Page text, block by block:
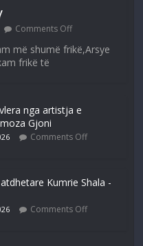
Comments Off
më shumë frikë,Arsye
frikë të
nga artistja e
Gjoni
Comments Off
Kumrie Shala -
Comments Off